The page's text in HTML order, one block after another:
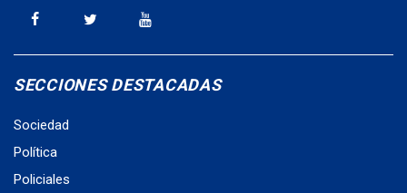
SECCIONES DESTACADAS
Sociedad
Política
Policiales